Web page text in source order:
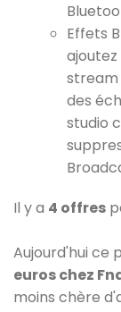
Effets
stream
des
studio
Il y a 4 offres
Aujourd'hui ce
euros chez
moins chère